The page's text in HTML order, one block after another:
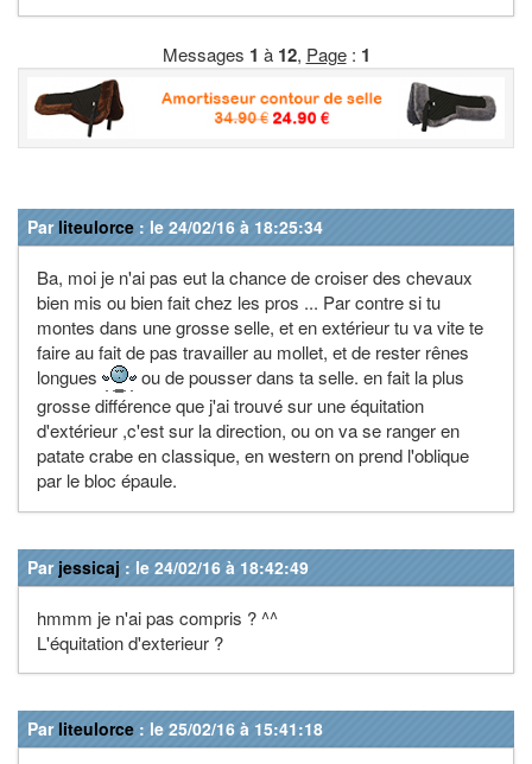
Messages 1 à 12, Page: 1
Par liteulorce : le 24/02/16 à 18:25:34
Ba, moi je n'ai pas eut la chance de croiser des chevaux
bien mis ou bien fait chez les pros ... Par contre si tu
montes dans une grosse selle, et en extérieur tu va vite te
faire au fait de pas travailler au mollet, et de rester rênes
longues
ou de pousser dans ta selle. en fait la plus
grosse différence que j'ai trouvé sur une équitation
d'extérieur ,c'est sur la direction, ou on va se ranger en
patate crabe en classique, en western on prend l'oblique
par le bloc épaule.
Par jessicaj : le 24/02/16 à 18:42:49
hmmm je n'ai pas compris ? ^^
L'équitation d'exterieur ?
Par liteulorce : le 25/02/16 à 15:41:18